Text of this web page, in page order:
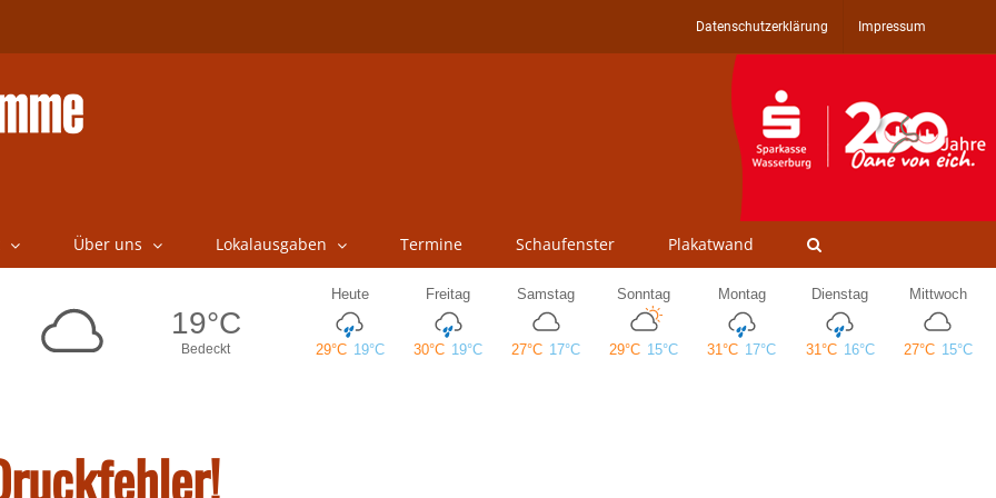
Datenschutzerklärung Impressum
Über uns Lokalausgaben Termine Schaufenster Plakatwand